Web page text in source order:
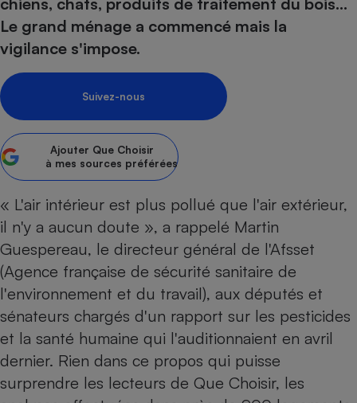
Le grand ménage a commencé mais la
vigilance s'impose.
Suivez-nous
Ajouter Que Choisir
à mes sources préférées
« L'air intérieur est plus pollué que l'air extérieur,
il n'y a aucun doute », a rappelé Martin
Guespereau, le directeur général de l'Afsset
(Agence française de sécurité sanitaire de
l'environnement et du travail), aux députés et
sénateurs chargés d'un rapport sur les pesticides
et la santé humaine qui l'auditionnaient en avril
dernier. Rien dans ce propos qui puisse
surprendre les lecteurs de Que Choisir, les
Sécurité - Hygiène
Supermarché - Drive
Complément
Assurance
Banque - Crédit
Mutuelle
Circulation routière
Moto
Comparateur auto
Supermarché - Drive
Comparatif
Comparatif plaque à
Comparatif aspirateur
Comparatif cafetière
Comparatif robot cuiseur
Comparatif centrale
Gros électroménager
Petit électroménager -
Comparatif casque audio
Comparatif barre de son
Comparatif tablette
Image et son
Informatique
Internet
Téléphonie
Crédit immobilier
Comparatif tondeuse
Comparatif poêle à
Aménagement
Bricolage - Jardinage
Chauffage
Produit d'entretien
Sécurité domestique
Système de santé -
Retraite
Choisir son fioul
Choisir son pellet
Comparateur assurance emprunteur
Tous les comparateurs
Toutes les cartes interactives
Speedtest - Testez le débit de votre
connexion Internet